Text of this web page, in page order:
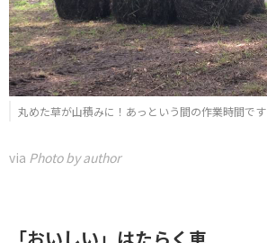
丸めた草が山積みに！あっという間の作業時間です
via Photo by author
「おいしい」はたらく車